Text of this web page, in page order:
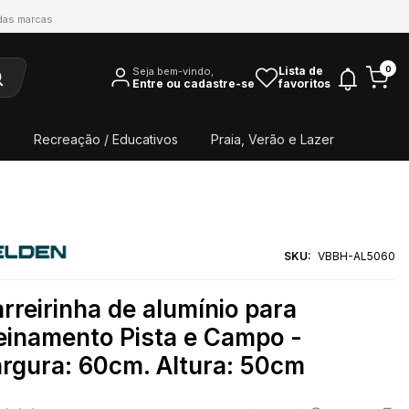
marcas
Seja bem-vindo,
Entre ou cadastre-se
Lista de
favoritos
0
Recreação / Educativos Praia, Verão e Lazer
de alumínio para
Pista e Campo -
60cm. Altura: 50cm
SKU: VBBH-AL5060